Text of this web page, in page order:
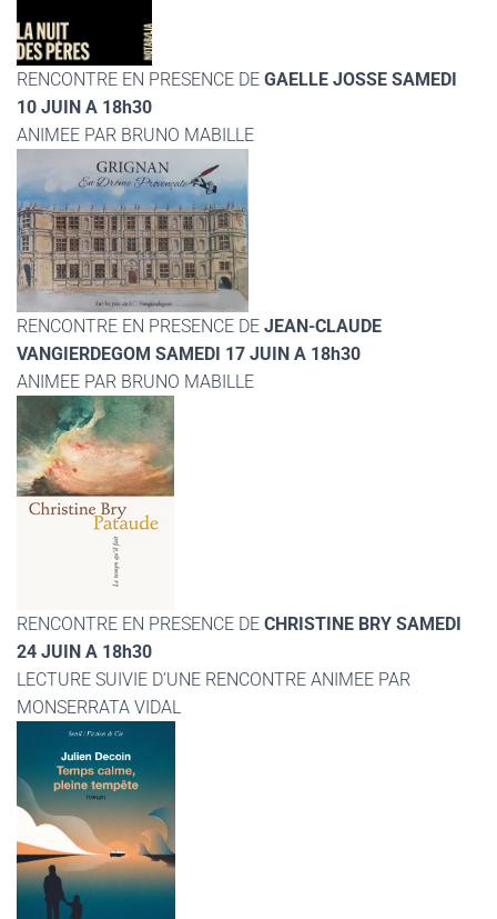
RENCONTRE EN PRESENCE DE GAELLE JOSSE SAMEDI
10 JUIN A 18h30
ANIMEE PAR BRUNO MABILLE
RENCONTRE EN PRESENCE DE JEAN-CLAUDE
VANGIERDEGOM SAMEDI 17 JUIN A 18h30
ANIMEE PAR BRUNO MABILLE
RENCONTRE EN PRESENCE DE CHRISTINE BRY SAMEDI
24 JUIN A 18h30
LECTURE SUIVIE D’UNE RENCONTRE ANIMEE PAR
MONSERRATA VIDAL